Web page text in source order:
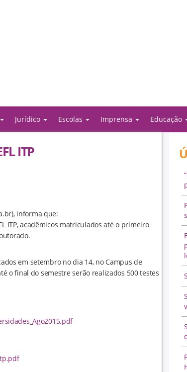
Jurídico Escolas Imprensa Educação
ITP
informa que:
ITP, acadêmicos matriculados até o primeiro
em setembro no dia 14, no Campus de
o final do semestre serão realizados 500 testes